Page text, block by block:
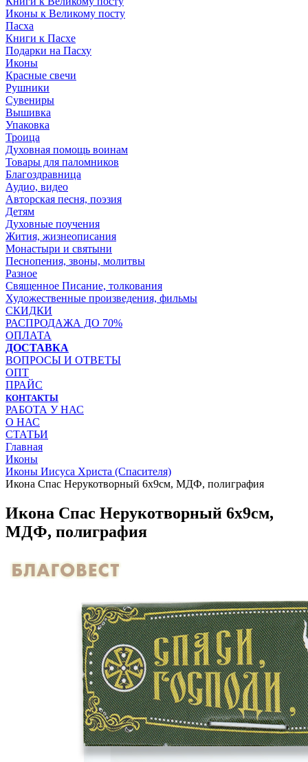
Иконы к Великому посту
Пасха
Книги к Пасхе
Подарки на Пасху
Иконы
Красные свечи
Рушники
Сувениры
Вышивка
Упаковка
Троица
Духовная помощь воинам
Товары для паломников
Благоздравница
Аудио, видео
Авторская песня, поэзия
Детям
Духовные поучения
Жития, жизнеописания
Монастыри и святыни
Песнопения, звоны, молитвы
Разное
Священное Писание, толкования
Художественные произведения, фильмы
СКИДКИ
РАСПРОДАЖА ДО 70%
ОПЛАТА
ДОСТАВКА
ВОПРОСЫ И ОТВЕТЫ
ОПТ
ПРАЙС
КОНТАКТЫ
РАБОТА У НАС
О НАС
СТАТЬИ
Главная
Иконы
Иконы Иисуса Христа (Спасителя)
Икона Спас Нерукотворный 6х9см, МДФ, полиграфия
Икона Спас Нерукотворный 6х9см,
МДФ, полиграфия